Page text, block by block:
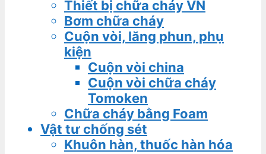
Thiết bị chữa cháy VN
Bơm chữa cháy
Cuộn vòi, lăng phun, phụ
kiện
Cuộn vòi china
Cuộn vòi chữa cháy
Tomoken
Chữa cháy bằng Foam
Vật tư chống sét
Khuôn hàn, thuốc hàn hóa